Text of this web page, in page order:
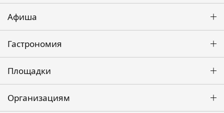
Афиша
Гастрономия
Площадки
Организациям